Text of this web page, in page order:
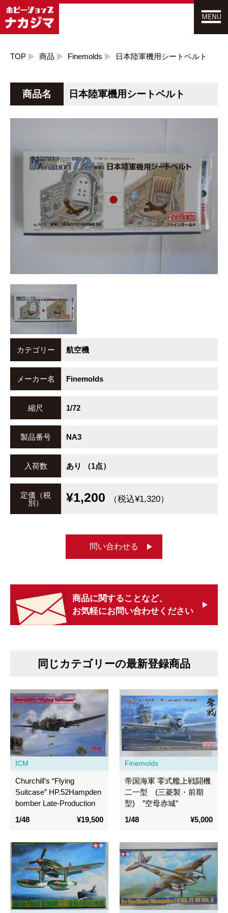
TOP 商品 Finemolds 日本陸軍機用シートベルト
商品名 日本陸軍機用シートベルト
カテゴリー 航空機
メーカー名 Finemolds
縮尺 1/72
製品番号 NA3
入荷数 あり （1点）
定価（税
別）
¥1,200 （税込¥1,320）
問い合わせる
商品に関することなど、
お気軽にお問い合わせください
同じカテゴリーの最新登録商品
ICM
Churchill’s “Flying
Suitcase” HP.52Hampden
bomber Late-Production
1/48
¥19,500
Finemolds
帝国海軍 零式艦上戦闘機
二一型 (三菱製・前期
型) ”空母赤城”
1/48
¥5,000